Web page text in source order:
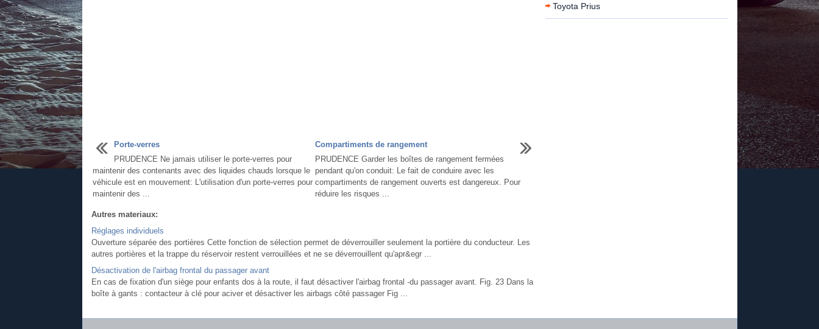
Porte-verres
PRUDENCE Ne jamais utiliser le porte-verres pour
maintenir des contenants avec des liquides chauds lorsque le
véhicule est en mouvement: L'utilisation d'un porte-verres pour
maintenir des ...
Compartiments de rangement
PRUDENCE Garder les boîtes de rangement fermées
pendant qu'on conduit: Le fait de conduire avec les
compartiments de rangement ouverts est dangereux. Pour
réduire les risques ...
Autres materiaux:
Réglages individuels
Ouverture séparée des portières Cette fonction de sélection permet de déverrouiller seulement la portière du conducteur. Les
autres portières et la trappe du réservoir restent verrouillées et ne se déverrouillent qu'apr&egr ...
Désactivation de l'airbag frontal du passager avant
En cas de fixation d'un siège pour enfants dos à la route, il faut désactiver l'airbag frontal -du passager avant. Fig. 23 Dans la
boîte à gants : contacteur à clé pour aciver et désactiver les airbags côté passager Fig ...
Toyota Prius